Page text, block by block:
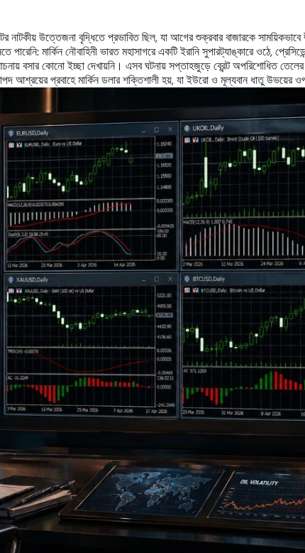
নাটকীয় উত্তেজনা বৃদ্ধিতে প্রভাবিত ছিল, যা আগের শুক্রবার বাজারকে
মার্কিন নৌবাহিনী ভারত মহাসাগরে একটি ইরানি সুপারট্যাঙ্কারে ওঠে,
বসার কোনো ইচ্ছা দেখায়নি। এসব ঘটনায় সপ্তাহজুড়ে ব্রেন্ট অপরিশোধিত
আশ্রয়ের প্রবাহে মার্কিন ডলার শক্তিশালী হয়, যা ইউরো ও মূল্যবান ধাতু উভয়ের